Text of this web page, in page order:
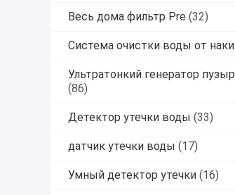
Весь дома фильтр Pre (32)
Система очистки воды от
Ультратонкий генератор
(86)
Детектор утечки воды (33)
датчик утечки воды (17)
Умный детектор утечки (16)